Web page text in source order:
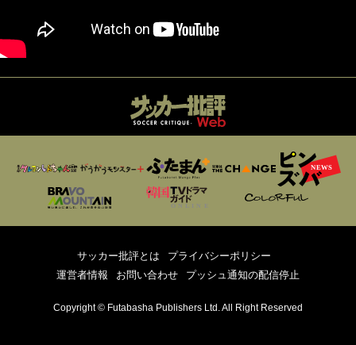
サッカー批評とは
プライバシーポリシー
運営者情報
お問い合わせ プッシュ通知の配信停止
Copyright © Futabasha Publishers Ltd. All Right Reserved